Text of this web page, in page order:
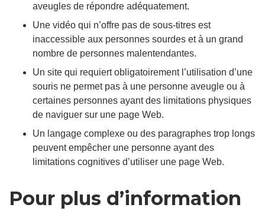
aveugles de répondre adéquatement.
Une vidéo qui n’offre pas de sous-titres est
inaccessible aux personnes sourdes et à un grand
nombre de personnes malentendantes.
Un site qui requiert obligatoirement l’utilisation d’une
souris ne permet pas à une personne aveugle ou à
certaines personnes ayant des limitations physiques
de naviguer sur une page Web.
Un langage complexe ou des paragraphes trop longs
peuvent empêcher une personne ayant des
limitations cognitives d’utiliser une page Web.
Pour plus d’information